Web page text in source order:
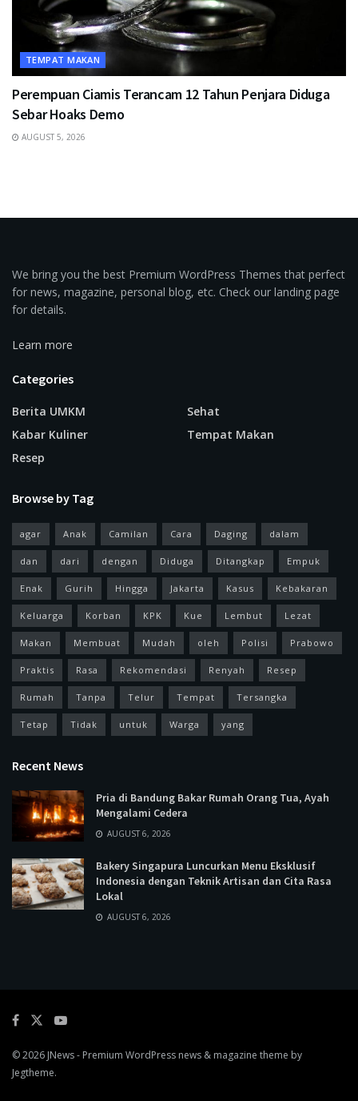
TEMPAT MAKAN
Perempuan Ciamis Terancam 12 Tahun Penjara Diduga
Sebar Hoaks Demo
AUGUST 5, 2026
We bring you the best Premium WordPress Themes that perfect
for news, magazine, personal blog, etc. Check our landing page
for details.
Learn more
Categories
Berita UMKM
Kabar Kuliner
Resep
Sehat
Tempat Makan
Browse by Tag
agar Anak Camilan Cara Daging dalam
dan dari dengan Diduga Ditangkap Empuk
Enak Gurih Hingga Jakarta Kasus Kebakaran
Keluarga Korban KPK Kue Lembut Lezat
Makan Membuat Mudah oleh Polisi Prabowo
Praktis Rasa Rekomendasi Renyah Resep
Rumah Tanpa Telur Tempat Tersangka
Tetap Tidak untuk Warga yang
Recent News
Pria di Bandung Bakar Rumah Orang Tua, Ayah
Mengalami Cedera
AUGUST 6, 2026
Bakery Singapura Luncurkan Menu Eksklusif
Indonesia dengan Teknik Artisan dan Cita Rasa
Lokal
AUGUST 6, 2026
© 2026 JNews- Premium WordPress news & magazine theme by
Jegtheme.